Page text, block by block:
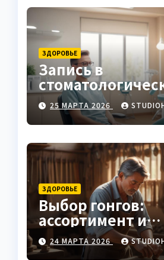
ЗДОРОВЬЕ
Запись в
клинику
25 МАРТА 2026
ЗДОРОВЬЕ
Выбор гонгов:
ассортимент и
характеристики
24 МАРТА 2026